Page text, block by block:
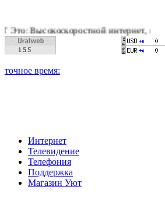
интернет, качественное
Интернет
Телевидение
Телефония
Поддержка
Магазин Уют